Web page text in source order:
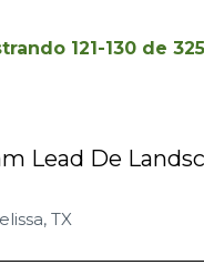
121-130 de 325
Lead De
TX